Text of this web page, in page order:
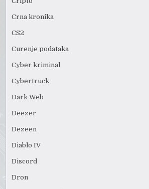
Crna kronika
CS2
Curenje podataka
Cyber kriminal
Cybertruck
Dark Web
Deezer
Dezeen
Diablo IV
Discord
Dron